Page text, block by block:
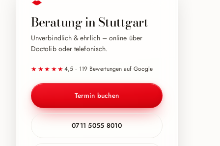
Beratung in Stuttgart
Unverbindlich & ehrlich – online über
Doctolib oder telefonisch.
★★★★★4,5 · 119 Bewertungen auf Google
Termin buchen
0711 5055 8010